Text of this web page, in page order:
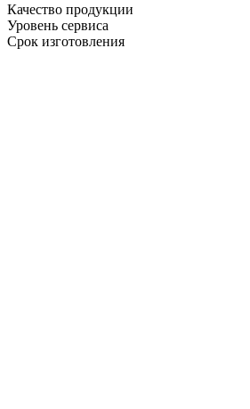
Качество продукции
Уровень сервиса
Срок изготовления